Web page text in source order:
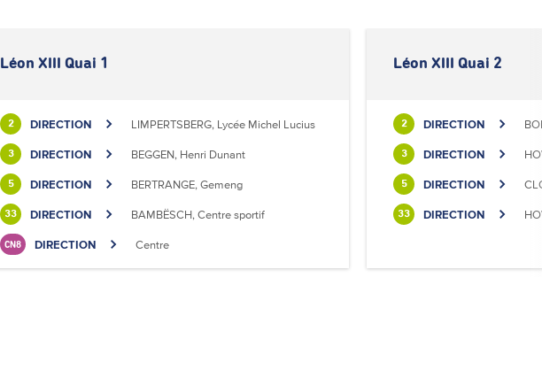
Léon XIII Quai 1
2 DIRECTION LIMPERTSBERG, Lycée Michel Lucius
3 DIRECTION BEGGEN, Henri Dunant
5 DIRECTION BERTRANGE, Gemeng
33 DIRECTION BAMBËSCH, Centre sportif
CN8 DIRECTION Centre
Léon XIII Quai 2
2 DIRECTION
3 DIRECTION
5 DIRECTION
33 DIRECTION